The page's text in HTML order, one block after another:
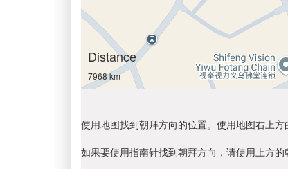
Distance
7968 km
使用地图找到朝拜方向的位置。使用地图右上
如果要使用指南针找到朝拜方向，请使用上方